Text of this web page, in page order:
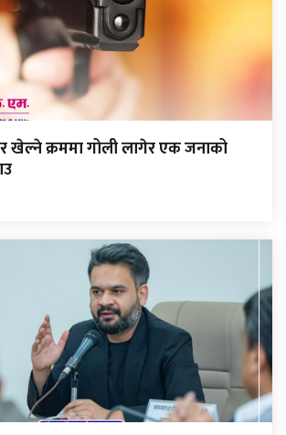
खेल्ने क्रममा गोली लागेर एक जनाको